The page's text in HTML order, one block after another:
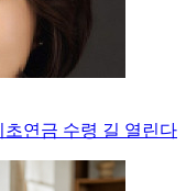
연금 수령 길 열린다